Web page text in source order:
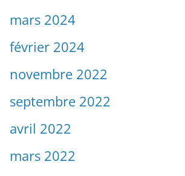
mars 2024
février 2024
novembre 2022
septembre 2022
avril 2022
mars 2022